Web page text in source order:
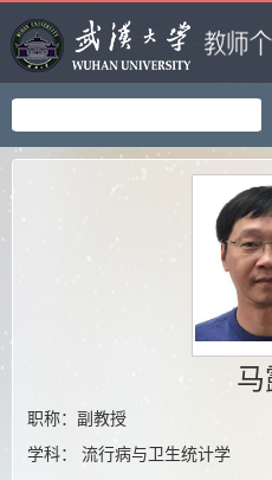
马
职称：副教授
学科： 流行病与卫生统计学